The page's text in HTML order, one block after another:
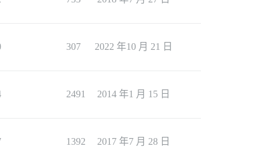
307 2022 年10 月 21 日
2491 2014 年1 月 15 日
1392 2017 年7 月 28 日